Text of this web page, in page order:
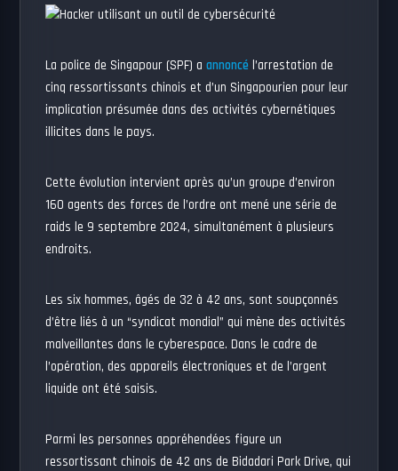
La police de Singapour (SPF) aannoncé l’arrestation de
cinq ressortissants chinois et d’un Singapourien pour leur
implication présumée dans des activités cybernétiques
illicites dans le pays.
Cette évolution intervient après qu’un groupe d’environ
160 agents des forces de l’ordre ont mené une série de
raids le 9 septembre 2024, simultanément à plusieurs
endroits.
Les six hommes, âgés de 32 à 42 ans, sont soupçonnés
d’être liés à un “syndicat mondial” qui mène des activités
malveillantes dans le cyberespace. Dans le cadre de
l’opération, des appareils électroniques et de l’argent
liquide ont été saisis.
Parmi les personnes appréhendées figure un
ressortissant chinois de 42 ans de Bidadari Park Drive, qui